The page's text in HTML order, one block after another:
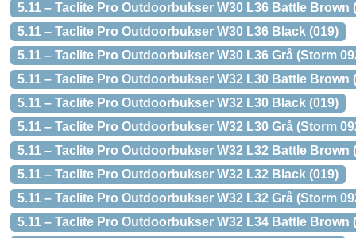
5.11 – Taclite Pro Outdoorbukser W30 L36 Battle Brown
5.11 – Taclite Pro Outdoorbukser W30 L36 Black (019)
5.11 – Taclite Pro Outdoorbukser W30 L36 Grå (Storm
5.11 – Taclite Pro Outdoorbukser W32 L30 Battle Brown
5.11 – Taclite Pro Outdoorbukser W32 L30 Black (019)
5.11 – Taclite Pro Outdoorbukser W32 L30 Grå (Storm
5.11 – Taclite Pro Outdoorbukser W32 L32 Battle Brown
5.11 – Taclite Pro Outdoorbukser W32 L32 Black (019)
5.11 – Taclite Pro Outdoorbukser W32 L32 Grå (Storm
5.11 – Taclite Pro Outdoorbukser W32 L34 Battle Brown